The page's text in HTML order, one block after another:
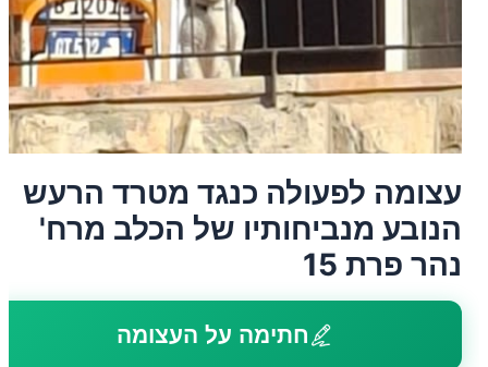
עצומה לפעולה כנגד מטרד הרעש
הנובע מנביחותיו של הכלב מרח'
נהר פרת 15
חתימה על העצומה